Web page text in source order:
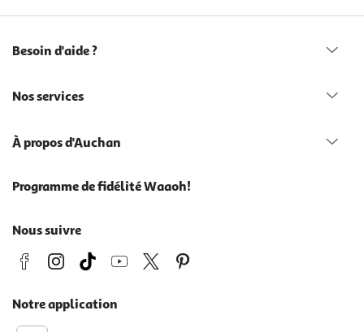
Besoin d'aide ?
Nos services
À propos d'Auchan
Programme de fidélité Waaoh!
Nous suivre
Notre application